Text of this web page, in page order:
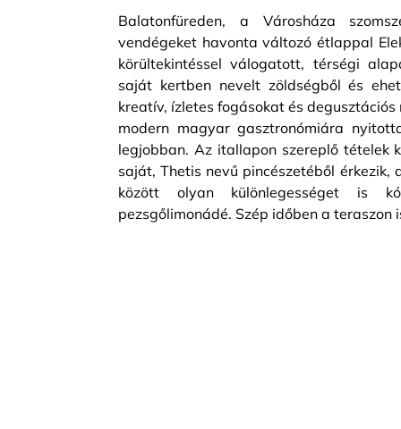
Balatonfüreden, a Városháza
vendégeket havonta változó étlappal
körültekintéssel válogatott, térségi
saját kertben nevelt zöldségből és
kreatív, ízletes fogásokat és
modern magyar gasztronómiára
legjobban. Az itallapon szereplő tételek
saját, Thetis nevű pincészetéből érkezik,
között olyan különlegességet is
pezsgőlimonádé. Szép időben a teraszon